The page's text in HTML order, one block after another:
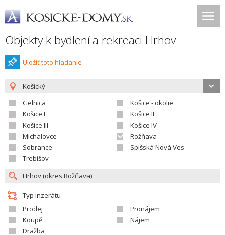
Objekty k bydlení a rekreaci Hrhov
Uložiť toto hladanie
Košický
Gelnica
Košice - okolie
Košice I
Košice II
Košice III
Košice IV
Michalovce
Rožňava
Sobrance
Spišská Nová Ves
Trebišov
Typ inzerátu
Prodej
Pronájem
Koupě
Nájem
Dražba